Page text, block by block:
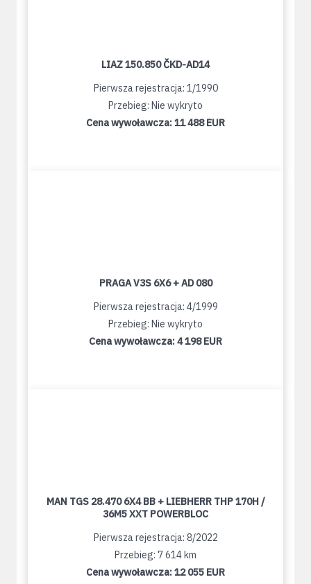
LIAZ 150.850 ČKD-AD14
Pierwsza rejestracja: 1/1990
Przebieg: Nie wykryto
Cena wywoławcza:11 488 EUR
PRAGA V3S 6X6 + AD 080
Pierwsza rejestracja: 4/1999
Przebieg: Nie wykryto
Cena wywoławcza:4 198 EUR
MAN TGS 28.470 6X4 BB + LIEBHERR THP 170H /
36M5 XXT POWERBLOC
Pierwsza rejestracja: 8/2022
Przebieg: 7 614 km
Cena wywoławcza:12 055 EUR